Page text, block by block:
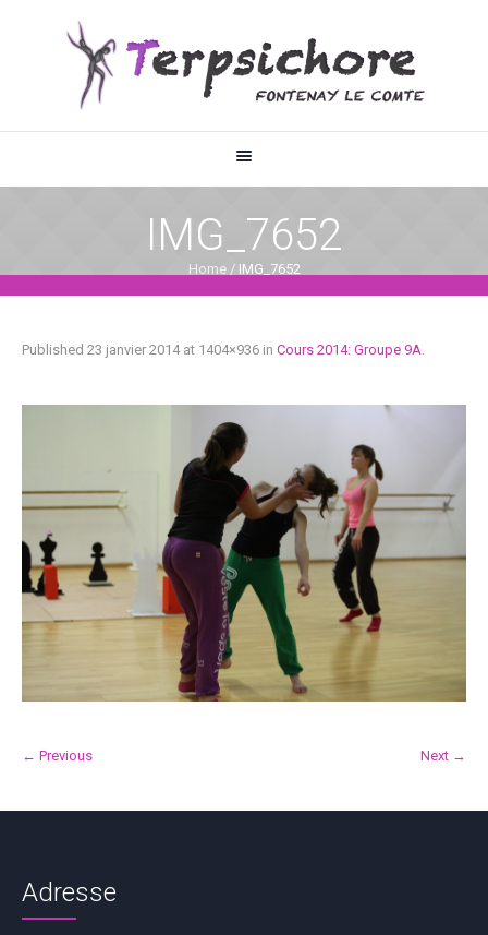
IMG_7652
Home / IMG_7652
Published 23 janvier 2014at 1404×936 in Cours 2014: Groupe 9A.
← Previous Next →
Adresse